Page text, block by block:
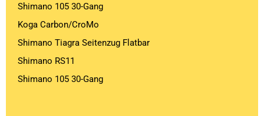
Shimano 105 30-Gang
Koga Carbon/CroMo
Shimano Tiagra Seitenzug Flatbar
Shimano RS11
Shimano 105 30-Gang